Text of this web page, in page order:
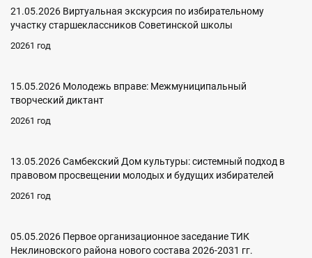
21.05.2026 Виртуальная экскурсия по избирательному
участку старшеклассников Советинской школы
20261 год
15.05.2026 Молодежь вправе: Межмуниципальный
творческий диктант
20261 год
13.05.2026 Самбекский Дом культуры: системный подход в
правовом просвещении молодых и будущих избирателей
20261 год
05.05.2026 Первое организационное заседание ТИК
Неклиновского района нового состава 2026-2031 гг.